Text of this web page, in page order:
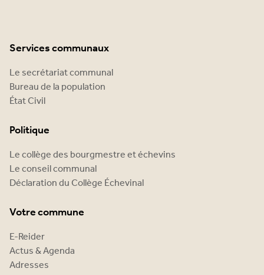
Services communaux
Le secrétariat communal
Bureau de la population
État Civil
Politique
Le collège des bourgmestre et échevins
Le conseil communal
Déclaration du Collège Échevinal
Votre commune
E-Reider
Actus & Agenda
Adresses